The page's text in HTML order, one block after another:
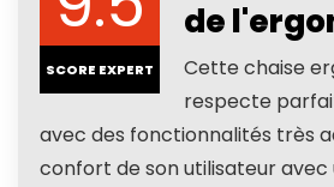
SCORE EXPERT
de
Cette chaise
respecte
avec des fonctionnalités très
confort de son utilisateur avec